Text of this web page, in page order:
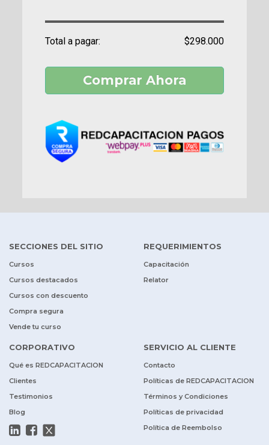
Total a pagar: $298.000
Comprar Ahora
SECCIONES DEL SITIO
Cursos
Cursos destacados
Cursos con descuento
Compra segura
Vende tu curso
REQUERIMIENTOS
Capacitación
Relator
CORPORATIVO
Qué es REDCAPACITACION
Clientes
Testimonios
Blog
SERVICIO AL CLIENTE
Contacto
Políticas de REDCAPACITACION
Términos y Condiciones
Políticas de privacidad
Política de Reembolso